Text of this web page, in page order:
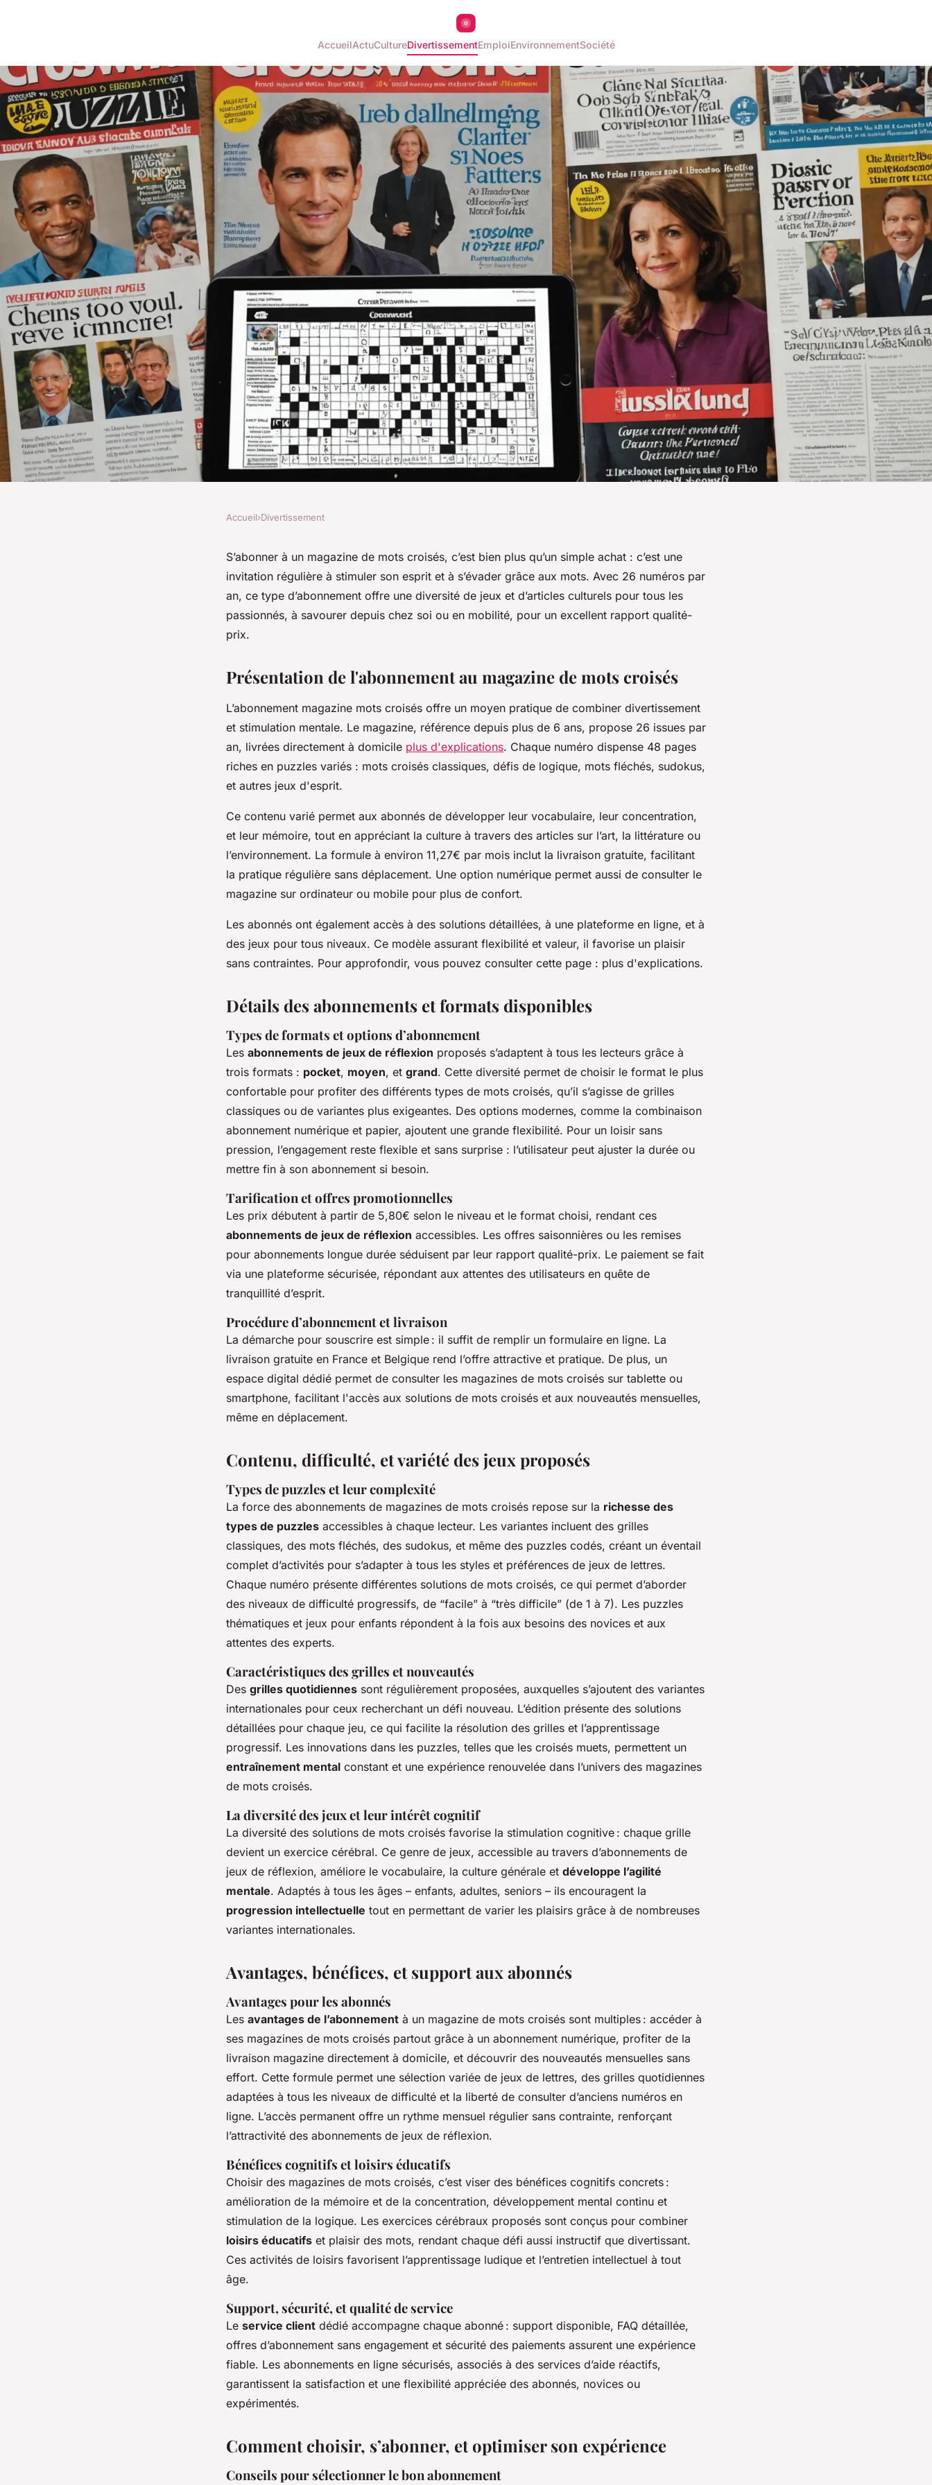
AccueilActuCultureDivertissementEmploiEnvironnementSociété
Abonnement magazine mots croisés :
un défi pour tous !
Accueil›Divertissement
S’abonner à un magazine de mots croisés, c’est bien plus qu’un simple achat : c’est une
invitation régulière à stimuler son esprit et à s’évader grâce aux mots. Avec 26 numéros par
an, ce type d’abonnement offre une diversité de jeux et d’articles culturels pour tous les
passionnés, à savourer depuis chez soi ou en mobilité, pour un excellent rapport qualité-
prix.
Présentation de l'abonnement au magazine de mots croisés
L’abonnement magazine mots croisés offre un moyen pratique de combiner divertissement
et stimulation mentale. Le magazine, référence depuis plus de 6 ans, propose 26 issues par
an, livrées directement à domicile plus d'explications. Chaque numéro dispense 48 pages
riches en puzzles variés : mots croisés classiques, défis de logique, mots fléchés, sudokus,
et autres jeux d'esprit.
Ce contenu varié permet aux abonnés de développer leur vocabulaire, leur concentration,
et leur mémoire, tout en appréciant la culture à travers des articles sur l’art, la littérature ou
l’environnement. La formule à environ 11,27€ par mois inclut la livraison gratuite, facilitant
la pratique régulière sans déplacement. Une option numérique permet aussi de consulter le
magazine sur ordinateur ou mobile pour plus de confort.
Les abonnés ont également accès à des solutions détaillées, à une plateforme en ligne, et à
des jeux pour tous niveaux. Ce modèle assurant flexibilité et valeur, il favorise un plaisir
sans contraintes. Pour approfondir, vous pouvez consulter cette page : plus d'explications.
Détails des abonnements et formats disponibles
Types de formats et options d’abonnement
Les abonnements de jeux de réflexion proposés s’adaptent à tous les lecteurs grâce à
trois formats : pocket, moyen, et grand. Cette diversité permet de choisir le format le plus
confortable pour profiter des différents types de mots croisés, qu’il s’agisse de grilles
classiques ou de variantes plus exigeantes. Des options modernes, comme la combinaison
abonnement numérique et papier, ajoutent une grande flexibilité. Pour un loisir sans
pression, l’engagement reste flexible et sans surprise : l’utilisateur peut ajuster la durée ou
mettre fin à son abonnement si besoin.
Tarification et offres promotionnelles
Les prix débutent à partir de 5,80€ selon le niveau et le format choisi, rendant ces
abonnements de jeux de réflexion accessibles. Les offres saisonnières ou les remises
pour abonnements longue durée séduisent par leur rapport qualité-prix. Le paiement se fait
via une plateforme sécurisée, répondant aux attentes des utilisateurs en quête de
tranquillité d’esprit.
Procédure d’abonnement et livraison
La démarche pour souscrire est simple : il suffit de remplir un formulaire en ligne. La
livraison gratuite en France et Belgique rend l’offre attractive et pratique. De plus, un
espace digital dédié permet de consulter les magazines de mots croisés sur tablette ou
smartphone, facilitant l'accès aux solutions de mots croisés et aux nouveautés mensuelles,
même en déplacement.
Contenu, difficulté, et variété des jeux proposés
Types de puzzles et leur complexité
La force des abonnements de magazines de mots croisés repose sur la richesse des
types de puzzles accessibles à chaque lecteur. Les variantes incluent des grilles
classiques, des mots fléchés, des sudokus, et même des puzzles codés, créant un éventail
complet d’activités pour s’adapter à tous les styles et préférences de jeux de lettres.
Chaque numéro présente différentes solutions de mots croisés, ce qui permet d’aborder
des niveaux de difficulté progressifs, de “facile” à “très difficile” (de 1 à 7). Les puzzles
thématiques et jeux pour enfants répondent à la fois aux besoins des novices et aux
attentes des experts.
Caractéristiques des grilles et nouveautés
Des grilles quotidiennes sont régulièrement proposées, auxquelles s’ajoutent des variantes
internationales pour ceux recherchant un défi nouveau. L’édition présente des solutions
détaillées pour chaque jeu, ce qui facilite la résolution des grilles et l’apprentissage
progressif. Les innovations dans les puzzles, telles que les croisés muets, permettent un
entraînement mental constant et une expérience renouvelée dans l’univers des magazines
de mots croisés.
La diversité des jeux et leur intérêt cognitif
La diversité des solutions de mots croisés favorise la stimulation cognitive : chaque grille
devient un exercice cérébral. Ce genre de jeux, accessible au travers d’abonnements de
jeux de réflexion, améliore le vocabulaire, la culture générale et développe l’agilité
mentale. Adaptés à tous les âges – enfants, adultes, seniors – ils encouragent la
progression intellectuelle tout en permettant de varier les plaisirs grâce à de nombreuses
variantes internationales.
Avantages, bénéfices, et support aux abonnés
Avantages pour les abonnés
Les avantages de l’abonnement à un magazine de mots croisés sont multiples : accéder à
ses magazines de mots croisés partout grâce à un abonnement numérique, profiter de la
livraison magazine directement à domicile, et découvrir des nouveautés mensuelles sans
effort. Cette formule permet une sélection variée de jeux de lettres, des grilles quotidiennes
adaptées à tous les niveaux de difficulté et la liberté de consulter d’anciens numéros en
ligne. L’accès permanent offre un rythme mensuel régulier sans contrainte, renforçant
l’attractivité des abonnements de jeux de réflexion.
Bénéfices cognitifs et loisirs éducatifs
Choisir des magazines de mots croisés, c’est viser des bénéfices cognitifs concrets :
amélioration de la mémoire et de la concentration, développement mental continu et
stimulation de la logique. Les exercices cérébraux proposés sont conçus pour combiner
loisirs éducatifs et plaisir des mots, rendant chaque défi aussi instructif que divertissant.
Ces activités de loisirs favorisent l’apprentissage ludique et l’entretien intellectuel à tout
âge.
Support, sécurité, et qualité de service
Le service client dédié accompagne chaque abonné : support disponible, FAQ détaillée,
offres d’abonnement sans engagement et sécurité des paiements assurent une expérience
fiable. Les abonnements en ligne sécurisés, associés à des services d’aide réactifs,
garantissent la satisfaction et une flexibilité appréciée des abonnés, novices ou
expérimentés.
Comment choisir, s’abonner, et optimiser son expérience
Conseils pour sélectionner le bon abonnement